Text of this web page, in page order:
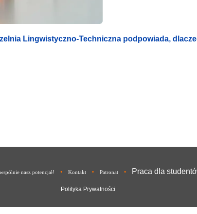
Lingwistyczno-Techniczna podpowiada,
nasz potencjał! • Kontakt • Patronat • Praca dla
Polityka Prywatności